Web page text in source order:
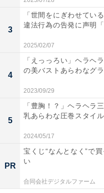
3
「世間をにぎわせてい
違法行為の告発に声明
2025/02/07
4
「えっっろい」ヘラヘ
の美バストあらわなグ
2023/09/29
5
「豊胸！？」ヘラヘラ
乳あらわな圧巻スタイ
2024/05/17
PR
宝くじ“なんとなく”で
い
合同会社デジタルファーム